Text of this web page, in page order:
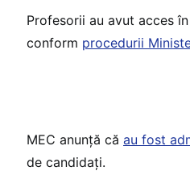
Profesorii au avut acces
conform procedurii
MEC anunță că au fost
de candidați.